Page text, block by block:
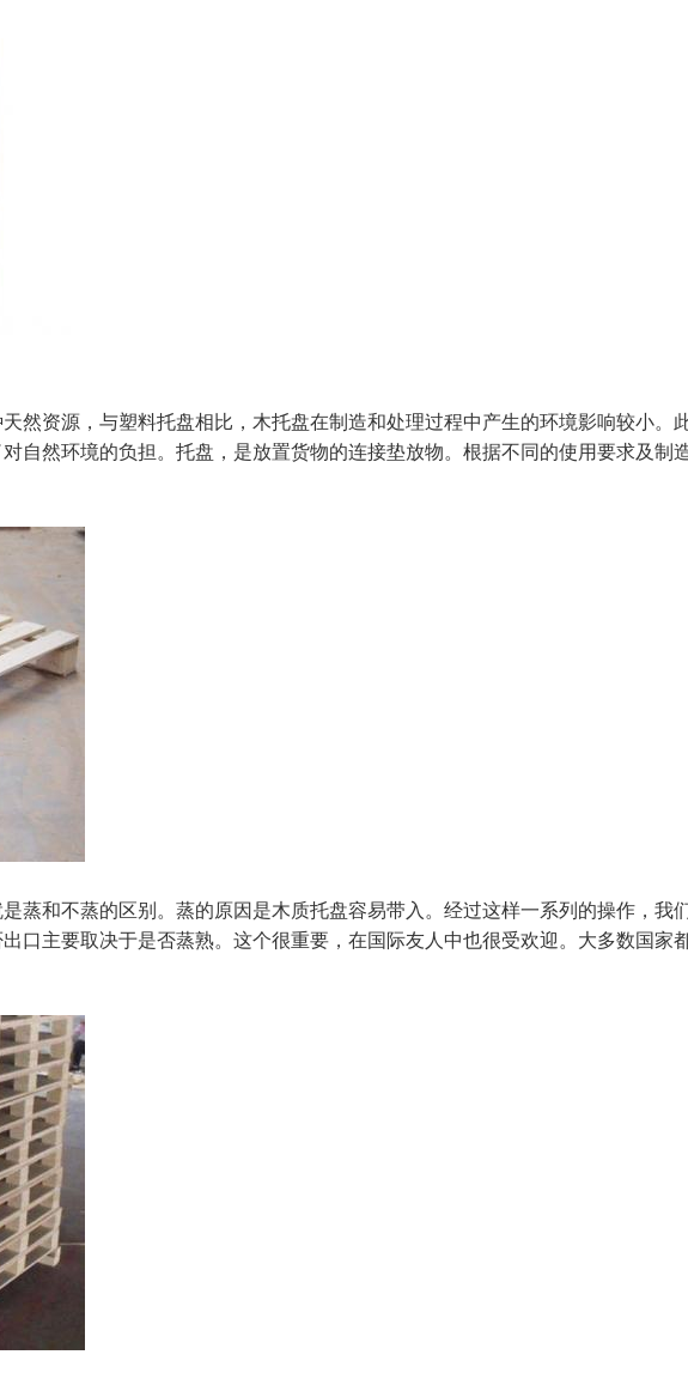
然资源，与塑料托盘相比，木托盘在制造和处理过程中产生的环境影响较小。
自然环境的负担。托盘，是放置货物的连接垫放物。根据不同的使用要求及制
蒸和不蒸的区别。蒸的原因是木质托盘容易带入。经过这样一系列的操作，我
口主要取决于是否蒸熟。这个很重要，在国际友人中也很受欢迎。大多数国家